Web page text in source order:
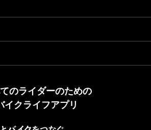
のライダーのための
イクライフアプリ